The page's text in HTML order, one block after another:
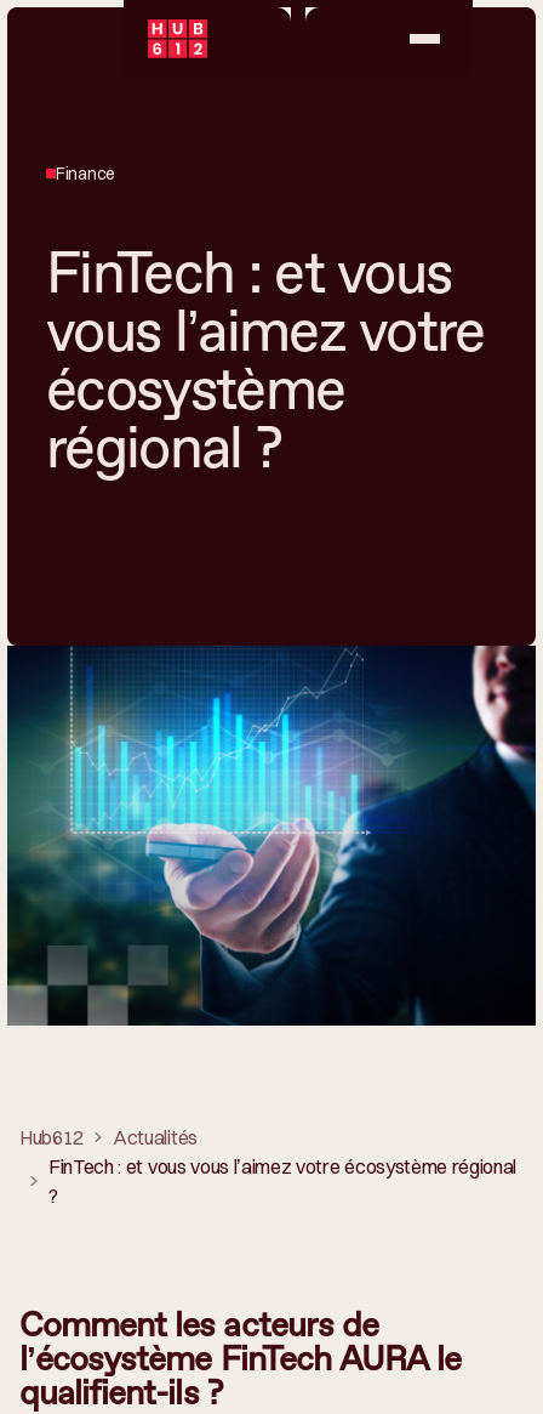
Finance
FinTech : et vous
vous l’aimez votre
écosystème
régional ?
Hub612
Actualités
FinTech : et vous vous l’aimez votre écosystème régional
?
Comment les acteurs de
l’écosystème FinTech AURA le
qualifient-ils ?